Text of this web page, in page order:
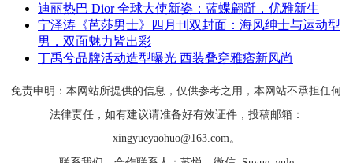
迪丽热巴 Dior 全球大使新姿：蓝蝶翩跹，优雅新生
宁泽涛《芭莎男士》四月刊双封面：海风绅士与运动型
男，双面魅力皆出彩
丁禹兮品牌活动造型曝光 西装叠穿雅痞新风尚
免责申明：本网站所提供的信息，仅供参考之用，本网站不承担任何
法律责任，如有建议请准备好有效证件，投稿邮箱：
xingyueyaohuo@163.com。